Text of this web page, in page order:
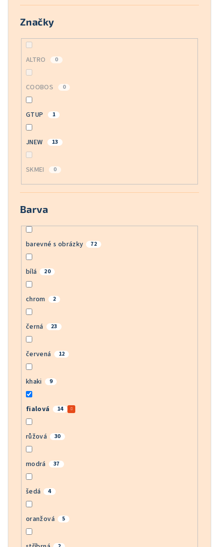
Značky
ALTRO 0
COOBOS 0
GTUP 1
JNEW 13
SKMEI 0
Barva
barevné s obrázky 72
bílá 20
chrom 2
černá 23
červená 12
khaki 9
fialová 14
růžová 30
modrá 37
šedá 4
oranžová 5